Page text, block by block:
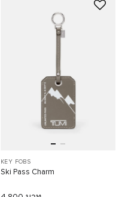
KEY FOBS
Ski Pass Charm